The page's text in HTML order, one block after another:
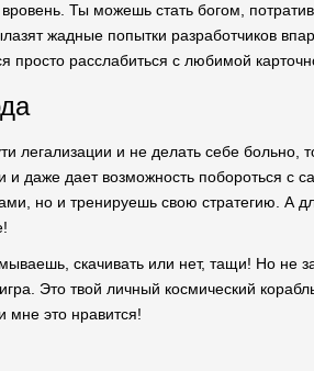
Ты можешь стать богом,
жадные попытки разработчиков
просто расслабиться с любимой
легализации и не делать себе больно,
и даже дает возможность побороться с
но и тренируешь свою стратегию. А
скачивать или нет, тащи! Но не
Это твой личный космический
мне это нравится!